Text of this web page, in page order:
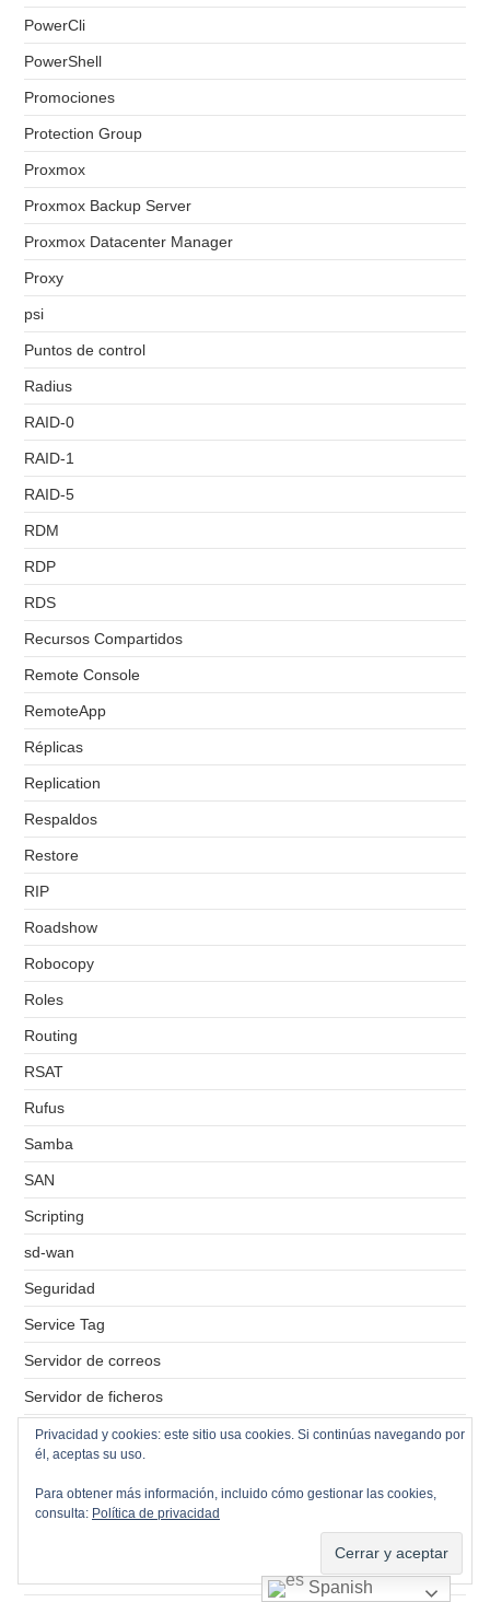
PowerCli
PowerShell
Promociones
Protection Group
Proxmox
Proxmox Backup Server
Proxmox Datacenter Manager
Proxy
psi
Puntos de control
Radius
RAID-0
RAID-1
RAID-5
RDM
RDP
RDS
Recursos Compartidos
Remote Console
RemoteApp
Réplicas
Replication
Respaldos
Restore
RIP
Roadshow
Robocopy
Roles
Routing
RSAT
Rufus
Samba
SAN
Scripting
sd-wan
Seguridad
Service Tag
Servidor de correos
Servidor de ficheros
Servidor de impresión
Simbolo del sistema
Spanish
Privacidad y cookies: este sitio usa cookies. Si continúas navegando por
él, aceptas su uso.
Para obtener más información, incluido cómo gestionar las cookies,
consulta: Política de privacidad